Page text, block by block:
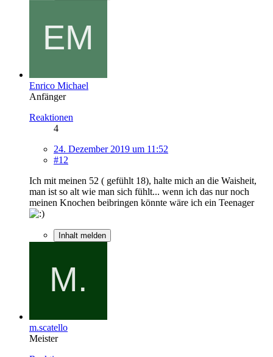
Enrico Michael
Anfänger
Reaktionen
4
24. Dezember 2019 um 11:52
#12
Ich mit meinen 52 ( gefühlt 18), halte mich an die Waisheit,
man ist so alt wie man sich fühlt... wenn ich das nur noch
meinen Knochen beibringen könnte wäre ich ein Teenager
Inhalt melden
m.scatello
Meister